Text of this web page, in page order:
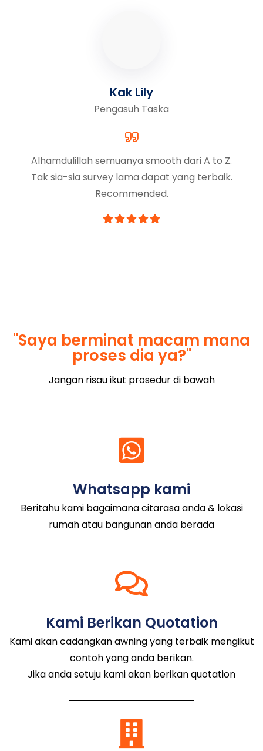
Kak Lily
Pengasuh Taska
Alhamdulillah semuanya smooth dari A to Z.
Tak sia-sia survey lama dapat yang terbaik.
Recommended.
"Saya berminat macam mana
proses dia ya?"
Jangan risau ikut prosedur di bawah
Whatsapp kami
Beritahu kami bagaimana citarasa anda & lokasi
rumah atau bangunan anda berada
Kami Berikan Quotation
Kami akan cadangkan awning yang terbaik mengikut
contoh yang anda berikan.
Jika anda setuju kami akan berikan quotation